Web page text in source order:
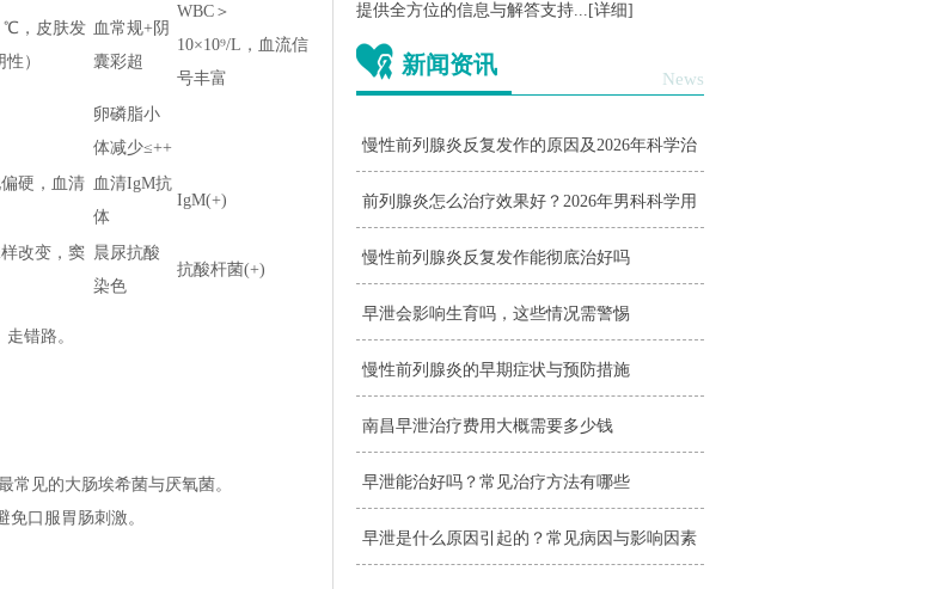
℃，皮肤发
）
血常规+阴
囊彩超
WBC＞
10×10⁹/L，血流信
号丰富
卵磷脂小
体减少≤++
硬，血清
血清IgM抗
体
IgM(+)
改变，窦
晨尿抗酸
染色
抗酸杆菌(+)
错路。
常见的大肠埃希菌与厌氧菌。
口服胃肠刺激。
提供全方位的信息与解答支持... [详细]
新闻资讯
News
慢性前列腺炎反复发作的原因及2026年科学治
疗与护理指南
前列腺炎怎么治疗效果好？2026年男科科学用
药与日常护理指南
慢性前列腺炎反复发作能彻底治好吗
早泄会影响生育吗，这些情况需警惕
慢性前列腺炎的早期症状与预防措施
南昌早泄治疗费用大概需要多少钱
早泄能治好吗？常见治疗方法有哪些
早泄是什么原因引起的？常见病因与影响因素